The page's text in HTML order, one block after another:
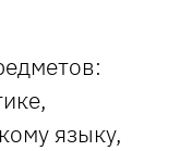
языку,